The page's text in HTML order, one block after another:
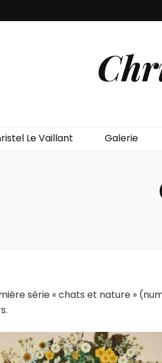
Le Vaillant Galerie
série « chats et nature »